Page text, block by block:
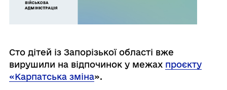
Сто дітей із Запорізької області вже
вирушили на відпочинок у межах проєкту
«Карпатська зміна».